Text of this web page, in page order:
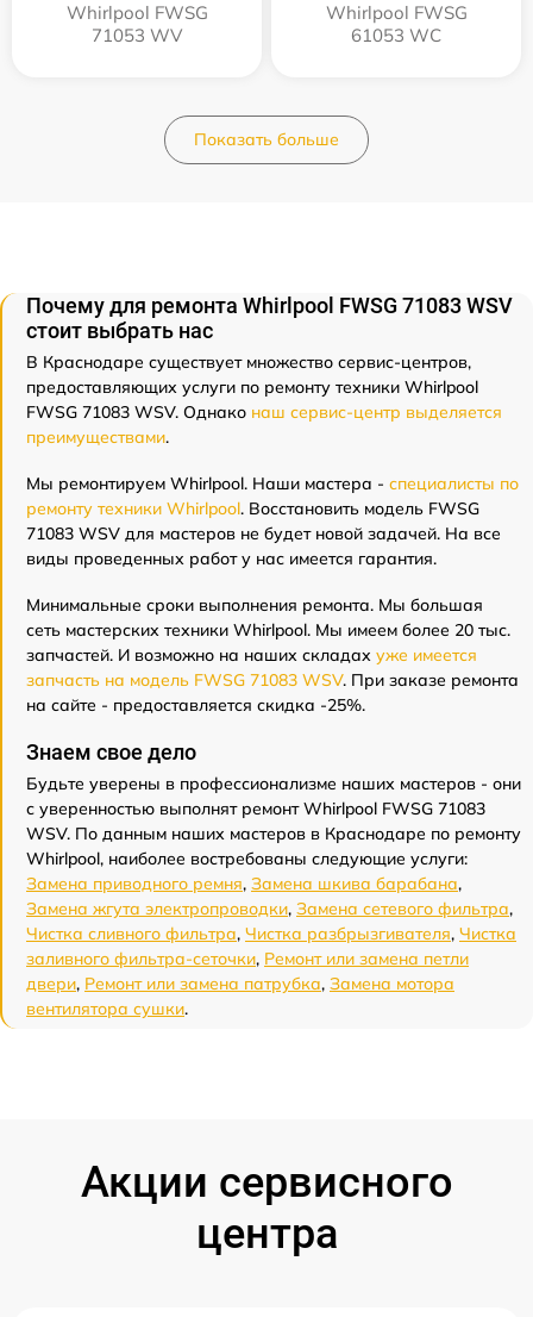
Whirlpool FWSG
71053 WV
Whirlpool FWSG
61053 WC
Показать больше
Почему для ремонта Whirlpool FWSG 71083 WSV
стоит выбрать нас
В Краснодаре существует множество сервис-центров,
предоставляющих услуги по ремонту техники Whirlpool
FWSG 71083 WSV. Однако наш сервис-центр выделяется
преимуществами.
Мы ремонтируем Whirlpool. Наши мастера - специалисты по
ремонту техники Whirlpool. Восстановить модель FWSG
71083 WSV для мастеров не будет новой задачей. На все
виды проведенных работ у нас имеется гарантия.
Минимальные сроки выполнения ремонта. Мы большая
сеть мастерских техники Whirlpool. Мы имеем более 20 тыс.
запчастей. И возможно на наших складах уже имеется
запчасть на модель FWSG 71083 WSV. При заказе ремонта
на сайте - предоставляется скидка -25%.
Знаем свое дело
Будьте уверены в профессионализме наших мастеров - они
с уверенностью выполнят ремонт Whirlpool FWSG 71083
WSV. По данным наших мастеров в Краснодаре по ремонту
Whirlpool, наиболее востребованы следующие услуги:
Замена приводного ремня, Замена шкива барабана,
Замена жгута электропроводки, Замена сетевого фильтра,
Чистка сливного фильтра, Чистка разбрызгивателя, Чистка
заливного фильтра-сеточки, Ремонт или замена петли
двери, Ремонт или замена патрубка, Замена мотора
вентилятора сушки.
Акции сервисного
центра